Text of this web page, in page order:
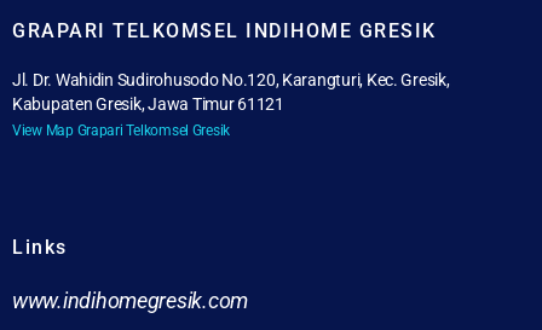
GRAPARI TELKOMSEL INDIHOME GRESIK
Jl. Dr. Wahidin Sudirohusodo No.120, Karangturi, Kec. Gresik,
Kabupaten Gresik, Jawa Timur 61121
View Map Grapari Telkomsel Gresik
Links
www.indihomegresik.com